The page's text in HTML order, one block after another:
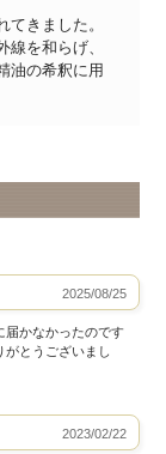
きました。
を和らげ、
油の希釈に用
2025/08/25
届かなかったのです
とうございまし
2023/02/22